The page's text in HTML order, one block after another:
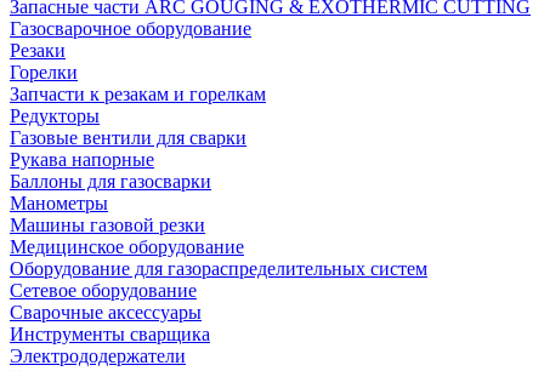
Запасные части ARC GOUGING & EXOTHERMIC CUTTING
Газосварочное оборудование
Резаки
Горелки
Запчасти к резакам и горелкам
Редукторы
Газовые вентили для сварки
Рукава напорные
Баллоны для газосварки
Манометры
Машины газовой резки
Медицинское оборудование
Оборудование для газораспределительных систем
Сетевое оборудование
Сварочные аксессуары
Инструменты сварщика
Электрододержатели